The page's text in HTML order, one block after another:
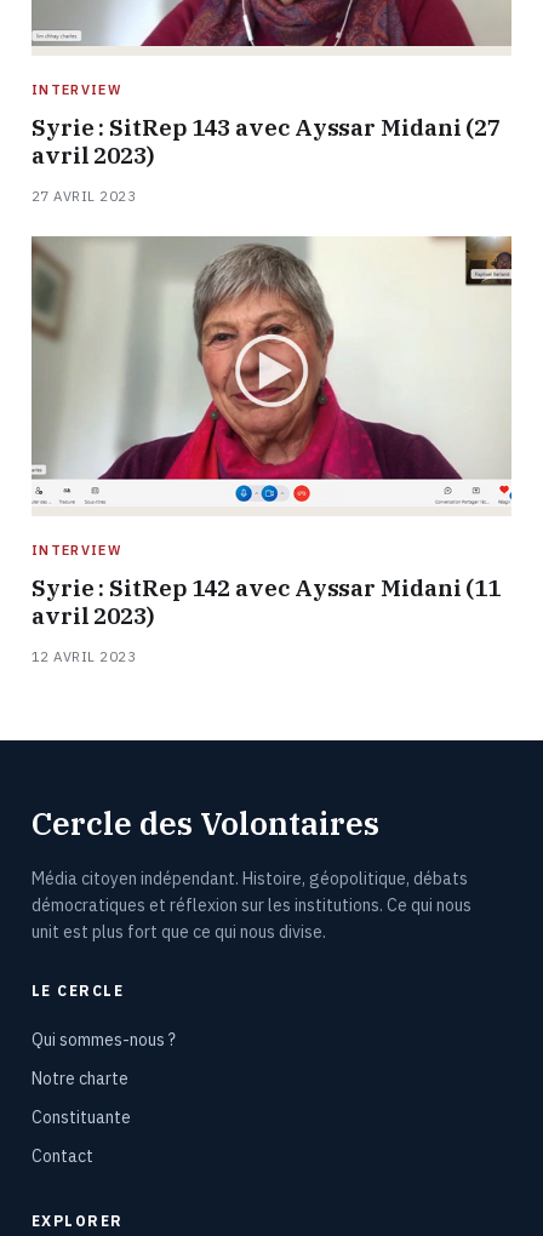
INTERVIEW
Syrie : SitRep 143 avec Ayssar Midani (27
avril 2023)
27 AVRIL 2023
INTERVIEW
Syrie : SitRep 142 avec Ayssar Midani (11
avril 2023)
12 AVRIL 2023
Cercle des Volontaires
Média citoyen indépendant. Histoire, géopolitique, débats
démocratiques et réflexion sur les institutions. Ce qui nous
unit est plus fort que ce qui nous divise.
LE CERCLE
Qui sommes-nous ?
Notre charte
Constituante
Contact
EXPLORER